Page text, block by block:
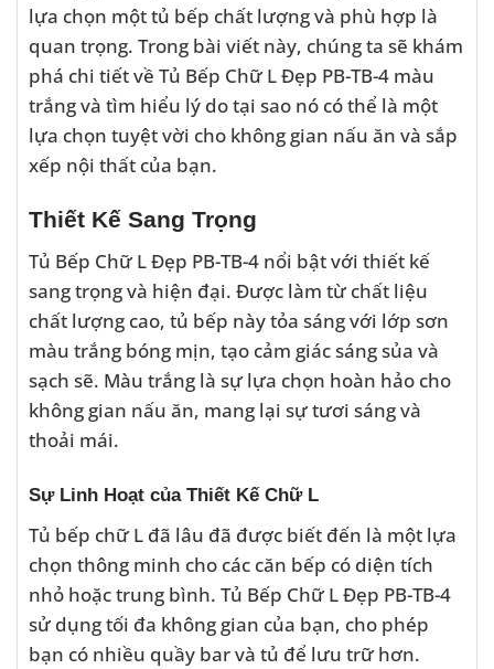
lựa chọn một tủ bếp chất lượng và phù hợp là
quan trọng. Trong bài viết này, chúng ta sẽ khám
phá chi tiết về Tủ Bếp Chữ L Đẹp PB-TB-4 màu
trắng và tìm hiểu lý do tại sao nó có thể là một
lựa chọn tuyệt vời cho không gian nấu ăn và sắp
xếp nội thất của bạn.
Thiết Kế Sang Trọng
Tủ Bếp Chữ L Đẹp PB-TB-4 nổi bật với thiết kế
sang trọng và hiện đại. Được làm từ chất liệu
chất lượng cao, tủ bếp này tỏa sáng với lớp sơn
màu trắng bóng mịn, tạo cảm giác sáng sủa và
sạch sẽ. Màu trắng là sự lựa chọn hoàn hảo cho
không gian nấu ăn, mang lại sự tươi sáng và
thoải mái.
Sự Linh Hoạt của Thiết Kế Chữ L
Tủ bếp chữ L đã lâu đã được biết đến là một lựa
chọn thông minh cho các căn bếp có diện tích
nhỏ hoặc trung bình. Tủ Bếp Chữ L Đẹp PB-TB-4
sử dụng tối đa không gian của bạn, cho phép
bạn có nhiều quầy bar và tủ để lưu trữ hơn.